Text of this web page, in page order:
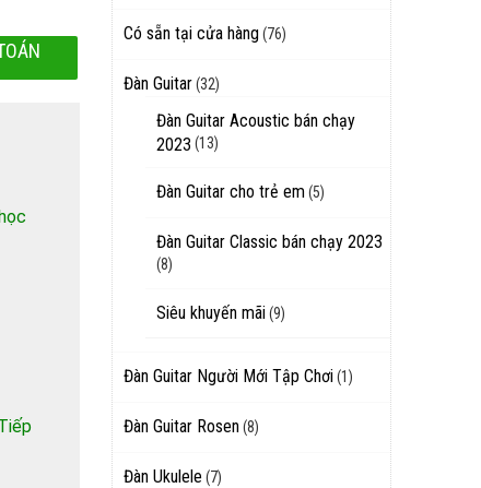
Có sẵn tại cửa hàng(76)
Đàn Guitar(32)
Đàn Guitar Acoustic bán chạy
2023 (13)
Đàn Guitar cho trẻ em (5)
Đàn Guitar Classic bán chạy 2023
(8)
Siêu khuyến mãi(9)
Đàn Guitar Người Mới Tập Chơi(1)
Đàn Guitar Rosen (8)
Đàn Ukulele (7)